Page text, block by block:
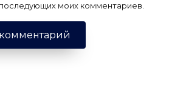
моих комментариев.